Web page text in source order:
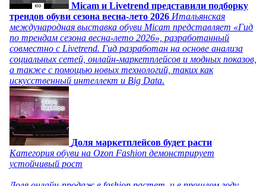
Micam и Livetrend представили подборку
трендов обуви сезона весна-лето 2026 Итальянская
международная выставка обуви Micam представляет «Гид
по трендам сезона весна-лето 2026», разработанный
совместно с Livetrend. Гид разработан на основе анализа
социальных сетей, онлайн-маркетплейсов и модных показов,
а также с помощью новых технологий, таких как
искусственный интеллект и Big Data.
Доля маркетплейсов будет расти
Категория обуви на Ozon Fashion демонстрирует
устойчивый рост